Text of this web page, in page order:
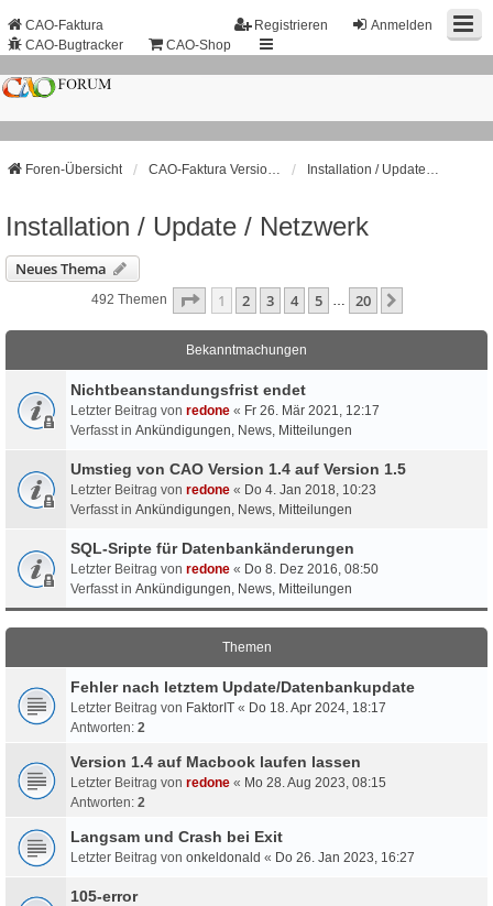
Anmelden
Registrieren
CAO-Faktura
CAO-Bugtracker
CAO-Shop
Foren-Übersicht
Installation / Update / Netzwerk
Neues Thema
492 Themen Seite 1Von 20
1 2 3 4 5 20
Bekanntmachungen
Nichtbeanstandungs­frist endet
Letzter Beitrag von redone « Fr 26. Mär 2021, 12:17
Verfasst in Ankündigungen, News, Mitteilungen
Umstieg von CAO Version 1.4 auf Version 1.5
Letzter Beitrag von redone « Do 4. Jan 2018, 10:23
Verfasst in Ankündigungen, News, Mitteilungen
SQL-Sripte für Datenbankänderungen
Letzter Beitrag von redone « Do 8. Dez 2016, 08:50
Verfasst in Ankündigungen, News, Mitteilungen
Themen
Fehler nach letztem Update/Datenbankupdate
Letzter Beitrag von FaktorIT « Do 18. Apr 2024, 18:17
Antworten: 2
Version 1.4 auf Macbook laufen lassen
Letzter Beitrag von redone « Mo 28. Aug 2023, 08:15
Antworten: 2
Langsam und Crash bei Exit
Letzter Beitrag von onkeldonald « Do 26. Jan 2023, 16:27
105-error